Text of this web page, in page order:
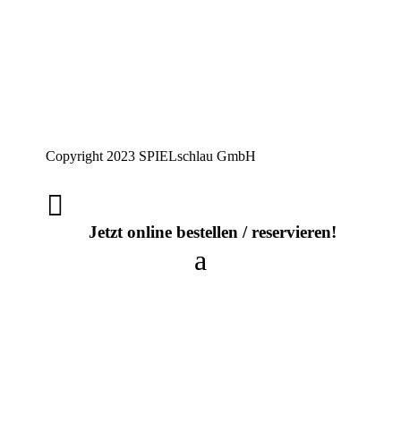
Copyright 2023 SPIELschlau GmbH

Jetzt online bestellen / reservieren!